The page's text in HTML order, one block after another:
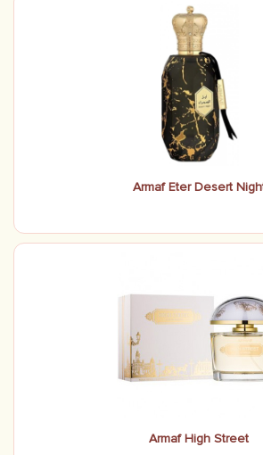
Armaf Eter Desert
Armaf High Street